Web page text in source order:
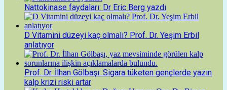
Nattokinase faydaları: Dr Eric Berg yazdı
D Vitamini düzeyi kaç olmalı? Prof. Dr. Yeşim Erbil
anlatıyor
Prof. Dr. İlhan Gölbaşı: Sigara tüketen gençlerde yazın
kalp krizi riski artar